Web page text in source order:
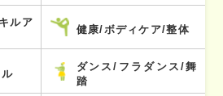
ルア
健康/ボディケア/整体
ダンス/フラダンス/舞
踏